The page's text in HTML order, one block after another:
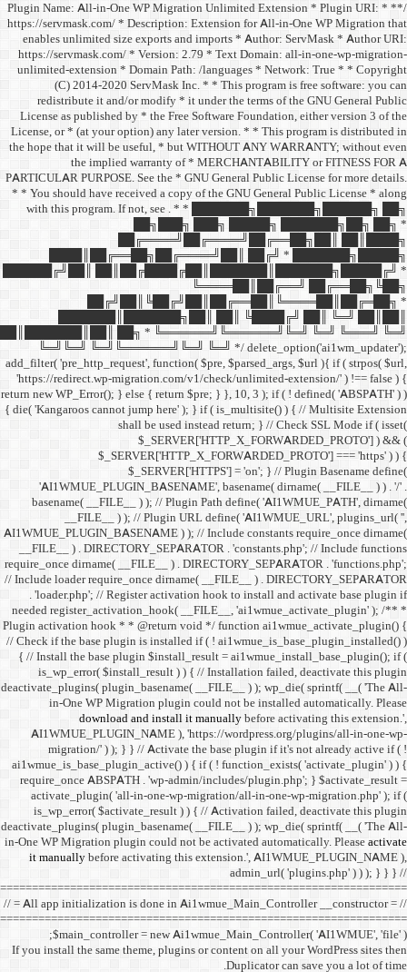
/** * Plugin Name: All-in-
https://servmask.com/ *
enables unlimited size
https://servmask.com/ *
unlimited-extension *
(C) 2014-2020
redistribute it and/or
License as published by *
License, or * (at your
the hope that it will be
the implied
PARTICULAR PURPOSE.
* * You should have
with this program. If not,
██████╔╝██║
██║███████║██║ ██╗
╚═╝╚═╝
add_filter(
'https://redirect.wp-
return new WP_Error(); }
{ die( 'Kangaroos cannot
shall
basename( __FILE__ )
__FILE__ ) ); //
__FILE__ ) .
require_once dirname(
// Include loader
. 'loader.php'; //
needed
Plugin activation hook * *
// Check if the base plugin
{ // Install the base plugin
is_wp_error(
deactivate_plugins(
in-One WP
download
migration/' ) ); } } //
require_once ABSPATH
activate_plugin( 'all-in-
is_wp_error(
deactivate_plugins(
in-One WP Migration plugin
it manuallybefore
// = All app initialization is
$main_controller
If you install the same